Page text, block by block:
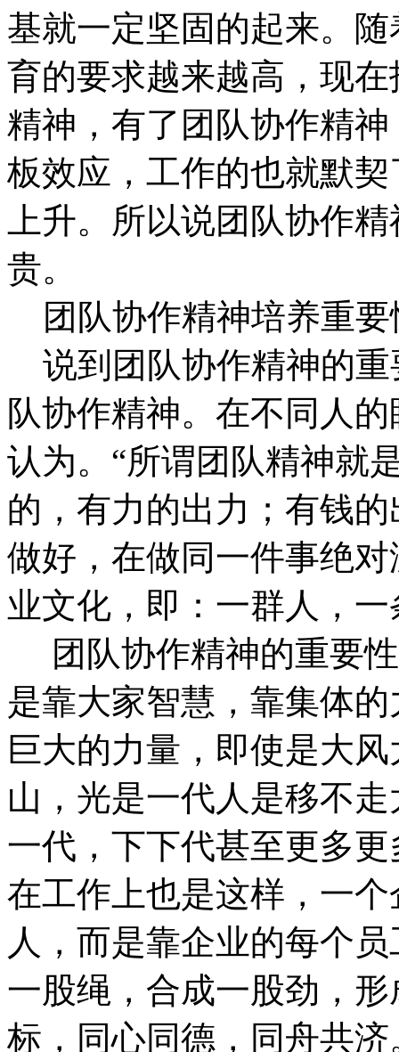
基就一定坚固的起来。
育的要求越来越高，现
精神，有了团队协作精
板效应，工作的也就默
上升。所以说团队协作
贵。
团队协作精神培养重要
说到团队协作精神的重
队协作精神。在不同人
认为。“所谓团队精神就
的，有力的出力；有钱
做好，在做同一件事绝
业文化，即：一群人，
团队协作精神的重要
是靠大家智慧，靠集体
巨大的力量，即使是大
山，光是一代人是移不
一代，下下代甚至更多
在工作上也是这样，一
人，而是靠企业的每个
一股绳，合成一股劲，
标，同心同德，同舟共